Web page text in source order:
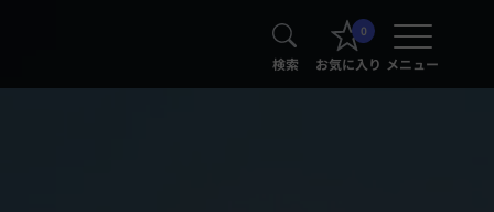
検索
0
お気に入り メニュー